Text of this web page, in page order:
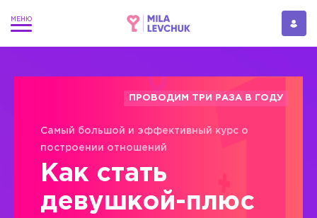
ПРОВОДИМ ТРИ РАЗА В ГОДУ
Самый большой и эффективный курс о
построении отношений
Как стать
девушкой-плюс